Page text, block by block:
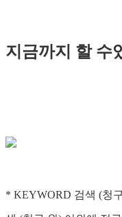
지금까지 할 수
* KEYWORD 검색 (청